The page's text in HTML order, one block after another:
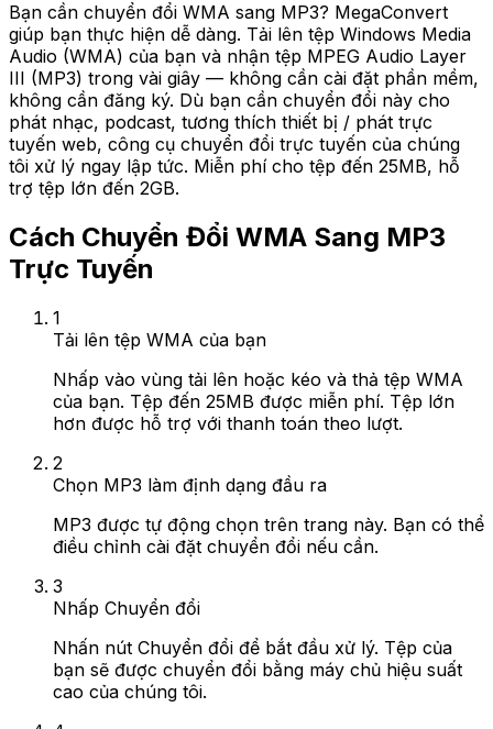
Bạn cần chuyển đổi WMA sang MP3? MegaConvert
giúp bạn thực hiện dễ dàng. Tải lên tệp Windows Media
Audio (WMA) của bạn và nhận tệp MPEG Audio Layer
III (MP3) trong vài giây — không cần cài đặt phần mềm,
không cần đăng ký. Dù bạn cần chuyển đổi này cho
phát nhạc, podcast, tương thích thiết bị / phát trực
tuyến web, công cụ chuyển đổi trực tuyến của chúng
tôi xử lý ngay lập tức. Miễn phí cho tệp đến 25MB, hỗ
trợ tệp lớn đến 2GB.
Cách Chuyển Đổi WMA Sang MP3
Trực Tuyến
1
Tải lên tệp WMA của bạn
Nhấp vào vùng tải lên hoặc kéo và thả tệp WMA
của bạn. Tệp đến 25MB được miễn phí. Tệp lớn
hơn được hỗ trợ với thanh toán theo lượt.
2
Chọn MP3 làm định dạng đầu ra
MP3 được tự động chọn trên trang này. Bạn có thể
điều chỉnh cài đặt chuyển đổi nếu cần.
3
Nhấp Chuyển đổi
Nhấn nút Chuyển đổi để bắt đầu xử lý. Tệp của
bạn sẽ được chuyển đổi bằng máy chủ hiệu suất
cao của chúng tôi.